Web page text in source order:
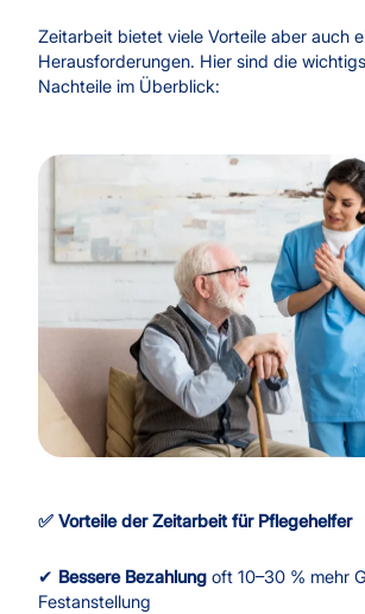
Zeitarbeit bietet viele Vorteile aber auch
Herausforderungen. Hier sind die
Nachteile im Überblick:
✅ Vorteile der Zeitarbeit für Pflegehelfer
✔ Bessere Bezahlung oft 10–30 % mehr
Festanstellung